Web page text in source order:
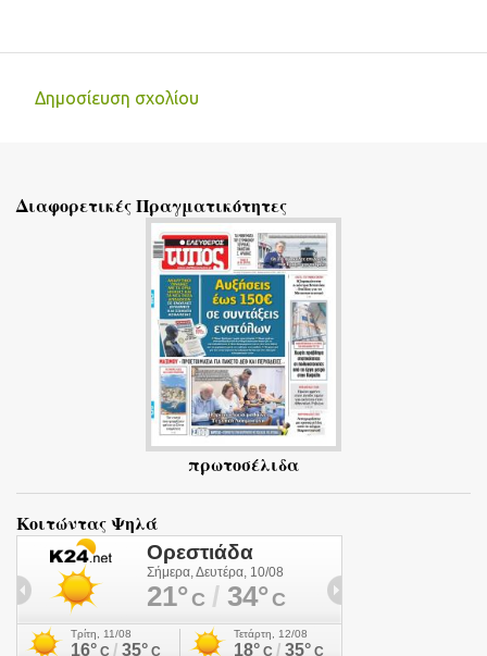
λ
Δημοσίευση σχολίου
Διαφορετικές Πραγματικότητες
πρωτοσέλιδα
Κοιτώντας Ψηλά